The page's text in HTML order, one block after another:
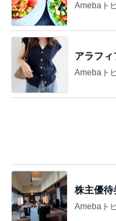
Amebaト
アラフ
Amebaト
株主優待
Amebaト